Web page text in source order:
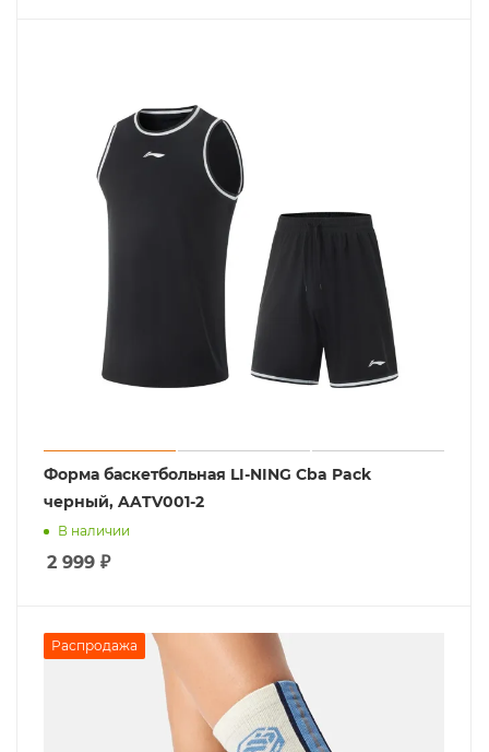
Форма баскетбольная LI-NING Cba Pack
черный, AATV001-2
В наличии
2 999 ₽
Распродажа